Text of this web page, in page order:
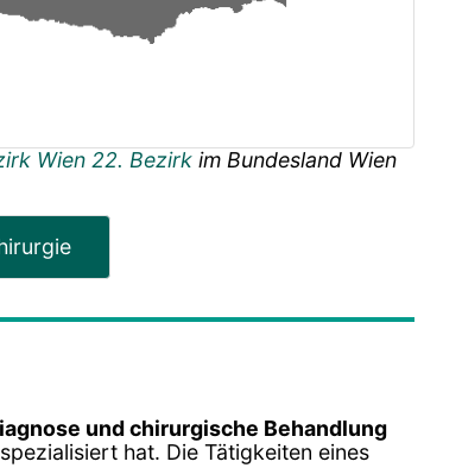
Wien 22. Bezirk im Bundesland Wien
und chirurgische Behandlung
spezialisiert hat. Die Tätigkeiten eines